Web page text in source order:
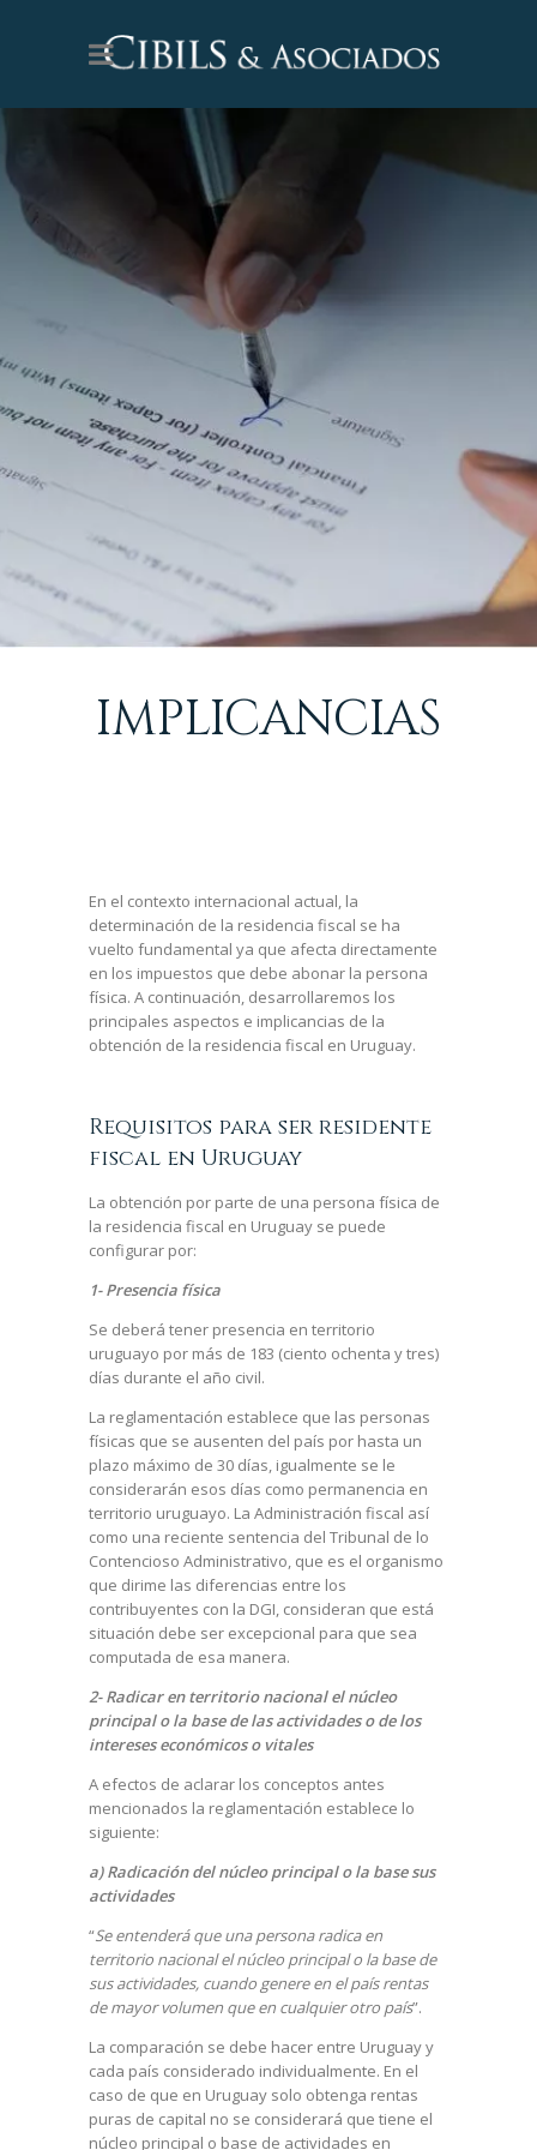
IMPLICANCIAS
RESIDENCIA
FISCAL EN
URUGUAY
En el contexto internacional actual, la
determinación de la residencia fiscal se ha
vuelto fundamental ya que afecta directamente
en los impuestos que debe abonar la persona
física. A continuación, desarrollaremos los
principales aspectos e implicancias de la
obtención de la residencia fiscal en Uruguay.
Requisitos para ser residente
fiscal en Uruguay
La obtención por parte de una persona física de
la residencia fiscal en Uruguay se puede
configurar por:
1- Presencia física
Se deberá tener presencia en territorio
uruguayo por más de 183 (ciento ochenta y tres)
días durante el año civil.
La reglamentación establece que las personas
físicas que se ausenten del país por hasta un
plazo máximo de 30 días, igualmente se le
considerarán esos días como permanencia en
territorio uruguayo. La Administración fiscal así
como una reciente sentencia del Tribunal de lo
Contencioso Administrativo, que es el organismo
que dirime las diferencias entre los
contribuyentes con la DGI, consideran que está
situación debe ser excepcional para que sea
computada de esa manera.
2- Radicar en territorio nacional el núcleo
principal o la base de las actividades o de los
intereses económicos o vitales
A efectos de aclarar los conceptos antes
mencionados la reglamentación establece lo
siguiente:
a) Radicación del núcleo principal o la base sus
actividades
“Se entenderá que una persona radica en
territorio nacional el núcleo principal o la base de
sus actividades, cuando genere en el país rentas
de mayor volumen que en cualquier otro país”.
La comparación se debe hacer entre Uruguay y
cada país considerado individualmente. En el
caso de que en Uruguay solo obtenga rentas
puras de capital no se considerará que tiene el
núcleo principal o base de actividades en